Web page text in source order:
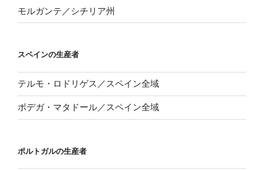
モルガンテ／シチリア州
スペインの生産者
テルモ・ロドリゲス／スペイン全域
ボデガ・マタドール／スペイン全域
ポルトガルの生産者